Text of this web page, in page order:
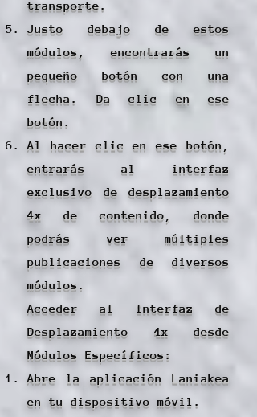
transporte.
Justo debajo de estos
módulos, encontrarás un
pequeño botón con una
flecha. Da clic en ese
botón.
Al hacer clic en ese botón,
entrarás al interfaz
exclusivo de desplazamiento
4x de contenido, donde
podrás ver múltiples
publicaciones de diversos
módulos.
Acceder al Interfaz de
Desplazamiento 4x desde
Módulos Específicos:
Abre la aplicación Laniakea
en tu dispositivo móvil.